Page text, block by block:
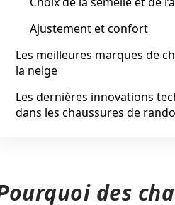
Ajustement et confort
Les meilleures marques de
la neige
Les dernières innovations
dans les chaussures de
des